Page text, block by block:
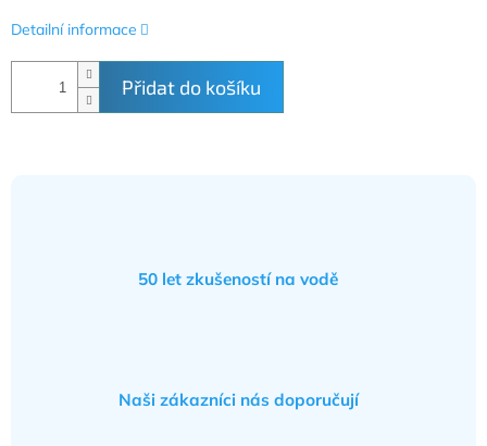
Přidat do košíku
Detailní informace
50 let zkušeností na vodě
Naši zákazníci nás doporučují